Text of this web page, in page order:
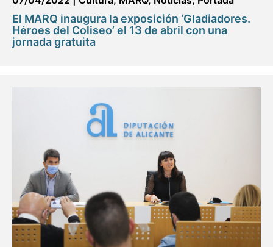
El MARQ inaugura la exposición ‘Gladiadores.
Héroes del Coliseo’ el 13 de abril con una
jornada gratuita